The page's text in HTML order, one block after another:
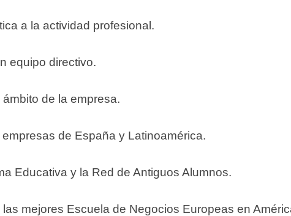
a la actividad profesional.
equipo directivo.
de la empresa.
de España y Latinoamérica.
Educativa y la Red de Antiguos Alumnos.
mejores Escuela de Negocios Europeas en